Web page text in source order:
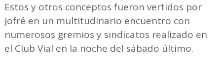
Estos y otros conceptos fueron vertidos por
Jofré en un multitudinario encuentro con
numerosos gremios y sindicatos realizado en
el Club Vial en la noche del sábado último.